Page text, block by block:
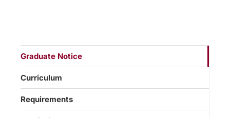
Graduate Notice
Curriculum
Requirements